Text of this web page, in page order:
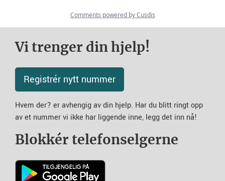
Vi trenger din hjelp!
Registrér nytt nummer
Hvem der? er avhengig av din hjelp. Har du blitt ringt opp
av et nummer vi ikke har liggende inne, legg det inn nå!
Blokkér telefonselgerne